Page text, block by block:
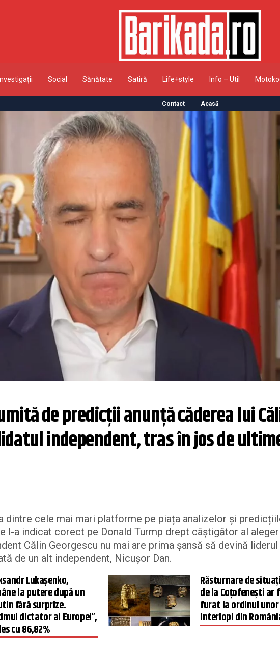
Social Sănătate Satiră Life+style Info – Util
Contact Acasă
de predicții anunță căderea lui
independent, tras în jos de
dintre cele mai mari platforme pe piața analizelor și
l-a indicat corect pe Donald Turmp drept câștigător al
Călin Georgescu nu mai are prima șansă să devină liderul
de un alt independent, Nicușor Dan.
Lukașenko,
la putere după un
fără surprize.
dictator al Europei”,
cu 86,82%
Răsturnare de
de la Coțofenești ar
furat la ordinul unor
interlopi din